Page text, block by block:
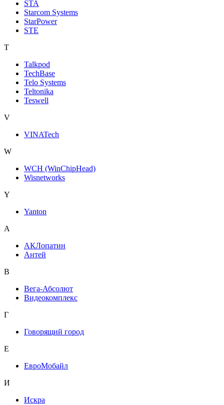
STA
Starcom Systems
StarPower
STE
T
Talkpod
TechBase
Telo Systems
Teltonika
Teswell
V
VINATech
W
WCH (WinChipHead)
Wisnetworks
Y
Yanton
А
АКЛопатин
Антей
В
Вега-Абсолют
Видеокомплекс
Г
Говорящий город
Е
ЕвроМобайл
И
Искра